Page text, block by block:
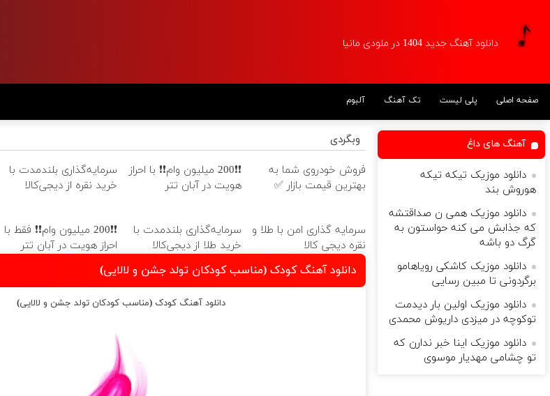
دانلود آهنگ جدید 1404 در ملودی مانیا
صفحه اصلی پلی لیست تک آهنگ آلبوم
وبگردی
فروش خودروی شما به
بهترین قیمت بازار ✅
❗❗200 میلیون وام❗❗ با احراز
هویت در آبان تتر
سرمایه‌گذاری بلندمدت با
خرید نقره از دیجی‌کالا
سرمایه گذاری امن با طلا و
نقره دیجی کالا
سرمایه‌گذاری بلندمدت با
خرید طلا از دیجی‌کالا
❗❗200 میلیون وام❗❗ فقط با
احراز هویت در آبان تتر
دانلود آهنگ کودک (مناسب کودکان تولد جشن و لالایی)
دانلود آهنگ کودک (مناسب کودکان تولد جشن و لالایی)
آهنگ های داغ
دانلود موزیک تیکه تیکه
هوروش بند
دانلود موزیک همی ن صداقتشه
که جذابش می کنه حواستون به
گرگ دو باشه
دانلود موزیک کاشکی رویاهامو
برگردونی تا مبین رسایی
دانلود موزیک اولین بار دیدمت
توکوچه در میزدی داریوش محمدی
دانلود موزیک اینا خبر ندارن که
تو چشامی مهدیار موسوی